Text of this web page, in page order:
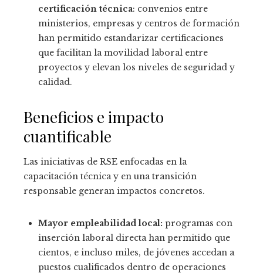
certificación técnica: convenios entre
ministerios, empresas y centros de formación
han permitido estandarizar certificaciones
que facilitan la movilidad laboral entre
proyectos y elevan los niveles de seguridad y
calidad.
Beneficios e impacto
cuantificable
Las iniciativas de RSE enfocadas en la
capacitación técnica y en una transición
responsable generan impactos concretos.
Mayor empleabilidad local: programas con
inserción laboral directa han permitido que
cientos, e incluso miles, de jóvenes accedan a
puestos cualificados dentro de operaciones